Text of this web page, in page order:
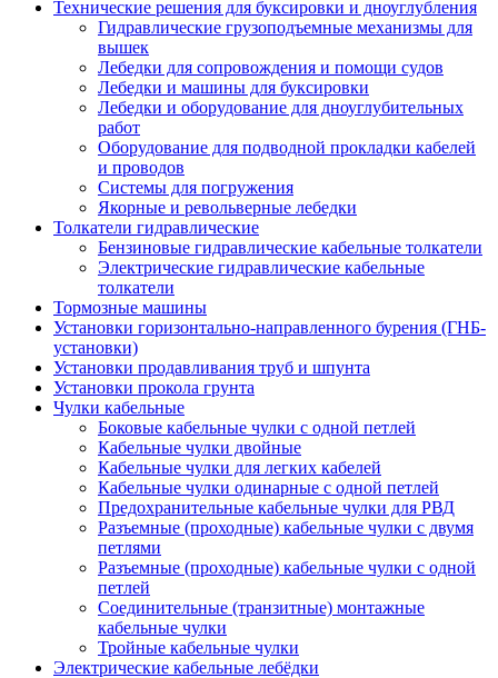
Технические решения для буксировки и дноуглубления
Гидравлические грузоподъемные механизмы для
вышек
Лебедки для сопровождения и помощи судов
Лебедки и машины для буксировки
Лебедки и оборудование для дноуглубительных
работ
Оборудование для подводной прокладки кабелей
и проводов
Системы для погружения
Якорные и револьверные лебедки
Толкатели гидравлические
Бензиновые гидравлические кабельные толкатели
Электрические гидравлические кабельные
толкатели
Тормозные машины
Установки горизонтально-направленного бурения (ГНБ-
установки)
Установки продавливания труб и шпунта
Установки прокола грунта
Чулки кабельные
Боковые кабельные чулки с одной петлей
Кабельные чулки двойные
Кабельные чулки для легких кабелей
Кабельные чулки одинарные с одной петлей
Предохранительные кабельные чулки для РВД
Разъемные (проходные) кабельные чулки с двумя
петлями
Разъемные (проходные) кабельные чулки с одной
петлей
Соединительные (транзитные) монтажные
кабельные чулки
Тройные кабельные чулки
Электрические кабельные лебёдки